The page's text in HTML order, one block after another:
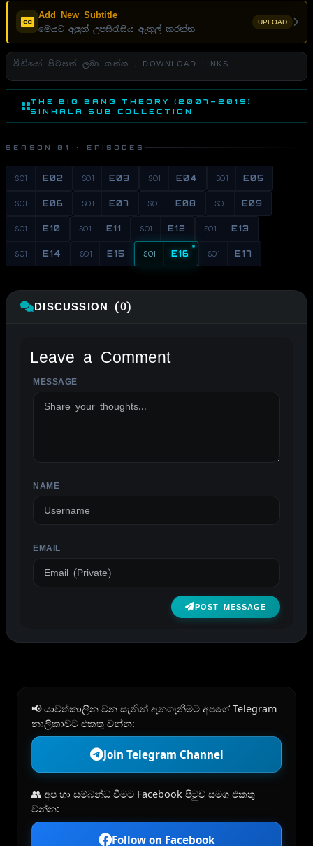
Add New Subtitle
මෙයට අලුත් උපසිරැසිය ඇතුල් කරන්න
UPLOAD
වීඩියෝ පිටපත් ලබා ගන්න . DOWNLOAD LINKS
THE BIG BANG THEORY (2007–2019)
SINHALA SUB COLLECTION
SEASON 01 · EPISODES
S01 E02 S01 E03 S01 E04 S01 E05
S01 E06 S01 E07 S01 E08 S01 E09
S01 E10 S01 E11 S01 E12 S01 E13
S01 E14 S01 E15 S01 E16 S01 E17
DISCUSSION (0)
Leave a Comment
MESSAGE
NAME
EMAIL
POST MESSAGE
ALTERNATIVE:
📢 යාවත්කාලීන වන සැනින් දැනගැනීමට අපගේ Telegram
නාලිකාවට එකතු වන්න:
Join Telegram Channel
👥 අප හා සම්බන්ධ වීමට Facebook පිටුව සමග එකතු
වන්න:
Follow on Facebook